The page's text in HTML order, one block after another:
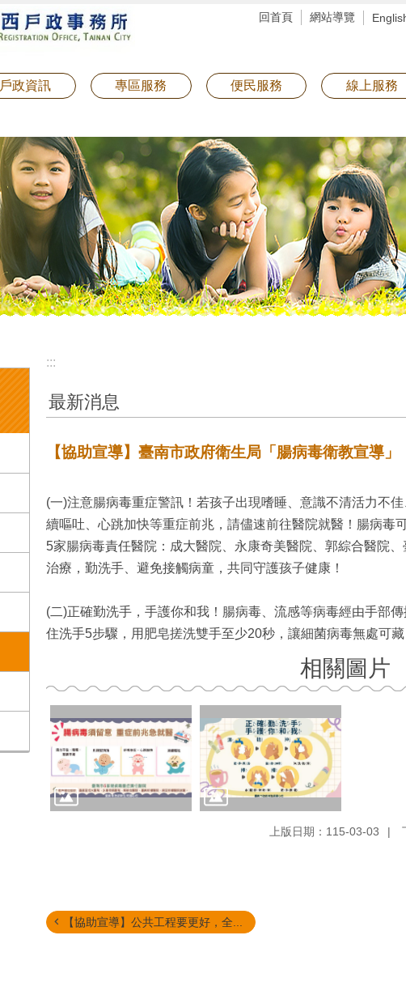
回首頁 網站導覽
戶政資訊 專區服務 便民服務 線上服務
:::
最新消息
【協助宣導】臺南市政府衛生局「腸病毒衛教宣導」
(一)注意腸病毒重症警訊！若孩子出現嗜睡、意識不清活力不
續嘔吐、心跳加快等重症前兆，請儘速前往醫院就醫！腸病毒
5家腸病毒責任醫院：成大醫院、永康奇美醫院、郭綜合醫院
治療，勤洗手、避免接觸病童，共同守護孩子健康！
(二)正確勤洗手，手護你和我！腸病毒、流感等病毒經由手部
住洗手5步驟，用肥皂搓洗雙手至少20秒，讓細菌病毒無處可
相關圖片
上版日期：115-03-03
【協助宣導】公共工程要更好，全...